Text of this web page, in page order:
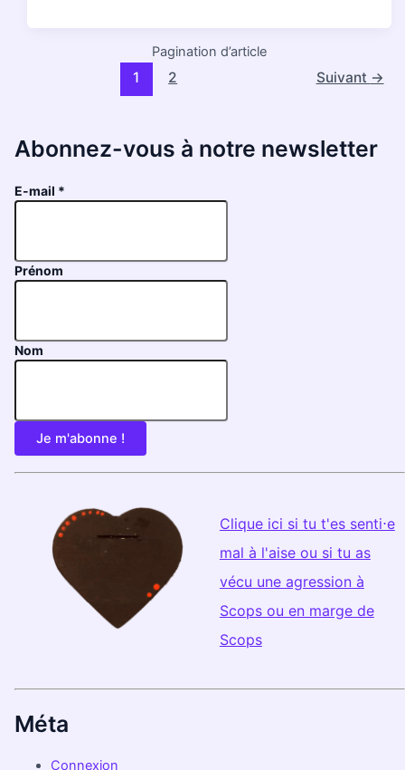
Abonnez-vous à notre newsletter
E-mail *
Prénom
Nom
Clique ici si tu t'es senti⋅e
mal à l'aise ou si tu as
vécu une agression à
Scops ou en marge de
Scops
Méta
Connexion
Pagination d’article
1 2 Suivant →